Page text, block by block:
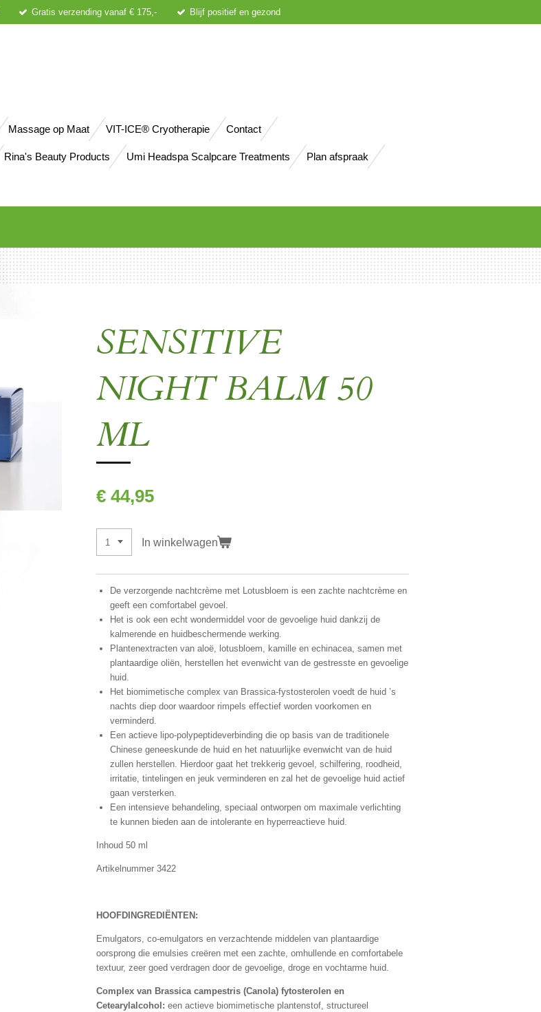
Gratis verzending vanaf € 175,- Blijf positief en gezond
Massage op Maat VIT-ICE® Cryotherapie Contact
Rina's Beauty Products Umi Headspa Scalpcare Treatments Plan afspraak
SENSITIVE
NIGHT BALM 50
ML
€ 44,95
In winkelwagen
De verzorgende nachtcrème met Lotusbloem is een zachte nachtcrème en
geeft een comfortabel gevoel.
Het is ook een echt wondermiddel voor de gevoelige huid dankzij de
kalmerende en huidbeschermende werking.
Plantenextracten van aloë, lotusbloem, kamille en echinacea, samen met
plantaardige oliën, herstellen het evenwicht van de gestresste en gevoelige
huid.
Het biomimetische complex van Brassica-fystosterolen voedt de huid ’s
nachts diep door waardoor rimpels effectief worden voorkomen en
verminderd.
Een actieve lipo-polypeptideverbinding die op basis van de traditionele
Chinese geneeskunde de huid en het natuurlijke evenwicht van de huid
zullen herstellen. Hierdoor gaat het trekkerig gevoel, schilfering, roodheid,
irritatie, tintelingen en jeuk verminderen en zal het de gevoelige huid actief
gaan versterken.
Een intensieve behandeling, speciaal ontworpen om maximale verlichting
te kunnen bieden aan de intolerante en hyperreactieve huid.
Inhoud 50 ml
Artikelnummer 3422
HOOFDINGREDIËNTEN:
Emulgators, co-emulgators en verzachtende middelen van plantaardige
oorsprong die emulsies creëren met een zachte, omhullende en comfortabele
textuur, zeer goed verdragen door de gevoelige, droge en vochtarme huid.
Complex van Brassica campestris (Canola) fytosterolen en
Cetearylalcohol: een actieve biomimetische plantenstof, structureel